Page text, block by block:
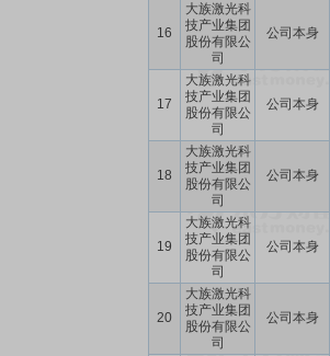
16
大族激光科
技产业集团
股份有限公
司
公司本身
17
大族激光科
技产业集团
股份有限公
司
公司本身
18
大族激光科
技产业集团
股份有限公
司
公司本身
19
大族激光科
技产业集团
股份有限公
司
公司本身
20
大族激光科
技产业集团
股份有限公
司
公司本身